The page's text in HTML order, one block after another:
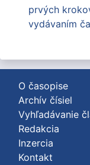
prvých
vydávaním
O časopise
Archív čísiel
Vyhľadávanie
Redakcia
Inzercia
Kontakt